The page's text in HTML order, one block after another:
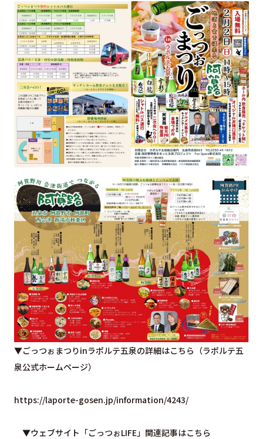
▼ごっつぉまつりinラポルテ五泉の詳細はこちら（ラポルテ五
泉公式ホームページ）
https://laporte-gosen.jp/information/4243/
▼ウェブサイト「ごっつぉLIFE」関連記事はこちら